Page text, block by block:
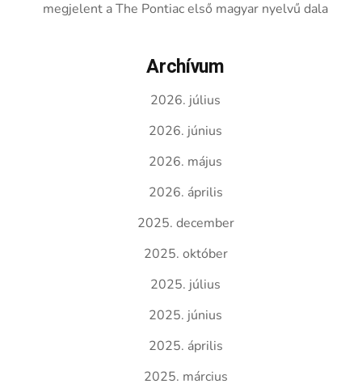
megjelent a The Pontiac első magyar nyelvű dala
Archívum
2026. július
2026. június
2026. május
2026. április
2025. december
2025. október
2025. július
2025. június
2025. április
2025. március